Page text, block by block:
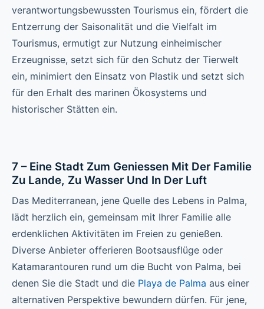
verantwortungsbewussten Tourismus ein, fördert die
Entzerrung der Saisonalität und die Vielfalt im
Tourismus, ermutigt zur Nutzung einheimischer
Erzeugnisse, setzt sich für den Schutz der Tierwelt
ein, minimiert den Einsatz von Plastik und setzt sich
für den Erhalt des marinen Ökosystems und
historischer Stätten ein.
7 – Eine Stadt Zum Geniessen Mit Der Familie
Zu Lande, Zu Wasser Und In Der Luft
Das Mediterranean, jene Quelle des Lebens in Palma,
lädt herzlich ein, gemeinsam mit Ihrer Familie alle
erdenklichen Aktivitäten im Freien zu genießen.
Diverse Anbieter offerieren Bootsausflüge oder
Katamarantouren rund um die Bucht von Palma, bei
denen Sie die Stadt und die Playa de Palma aus einer
alternativen Perspektive bewundern dürfen. Für jene,